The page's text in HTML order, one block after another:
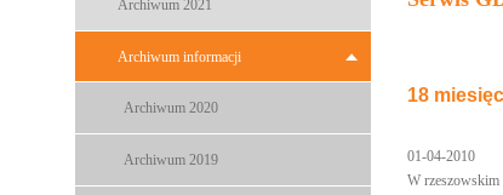
Archiwum 2021
Archiwum informacji
Archiwum 2020
Archiwum 2019
18
01-04-2010
W